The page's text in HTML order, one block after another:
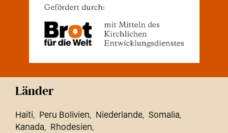
Länder
Haiti Peru Bolivien Niederlande Somalia
Kanada
Rhodesien